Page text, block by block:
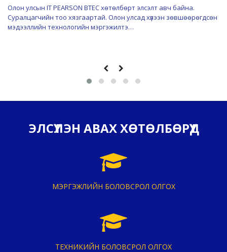
Олон улсын IT PEARSON BTEC хөтөлбөрт элсэлт авч байна.
Суралцагчийн тоо хязгаартай. Олон улсад хүлээн зөвшөөрөгдсөн
мэдээллийн технологийн мэргэжилтэ…
ЭЛСҮҮЛЭН АВАХ ХӨТӨЛБӨРҮҮД
МЭРГЭЖЛИЙН БОЛОВСРОЛ ОЛГОХ
ТЕХНИКИЙН БОЛОВСРОЛ ОЛГОХ